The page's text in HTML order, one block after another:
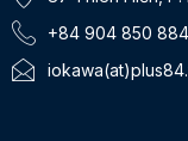
+84 904 850 884